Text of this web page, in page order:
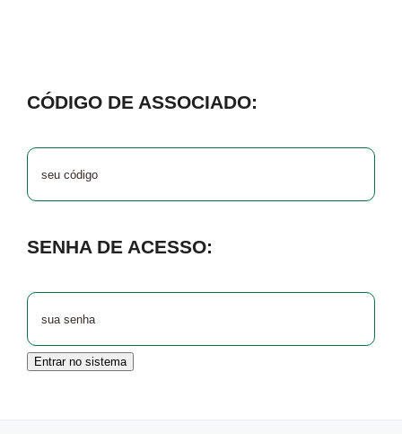
CÓDIGO DE ASSOCIADO:
SENHA DE ACESSO:
Entrar no sistema